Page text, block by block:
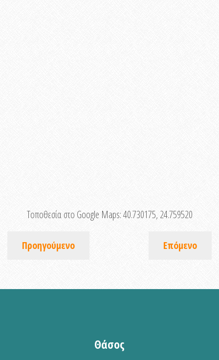
Τοποθεσία στο Google Maps:40.730175, 24.759520
Προηγούμενο Επόμενο
Θάσος